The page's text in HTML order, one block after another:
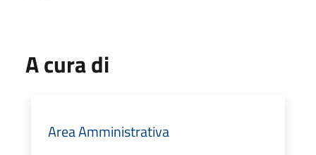
A cura di
Area Amministrativa